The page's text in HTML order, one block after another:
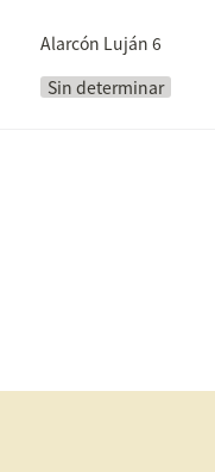
Alarcón Luján 6
Sin determinar